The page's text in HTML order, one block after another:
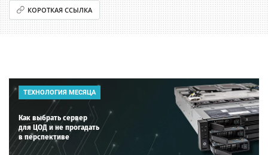
КОРОТКАЯ ССЫЛКА
ТЕХНОЛОГИЯ МЕСЯЦА
Как выбрать сервер
для ЦОД и не прогадать
в перспективе